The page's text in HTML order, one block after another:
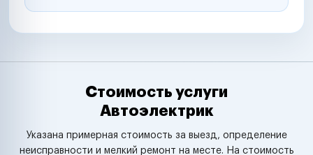
Стоимость услуги
Автоэлектрик
Указана примерная стоимость за выезд, определение
неисправности и мелкий ремонт на месте. На стоимость